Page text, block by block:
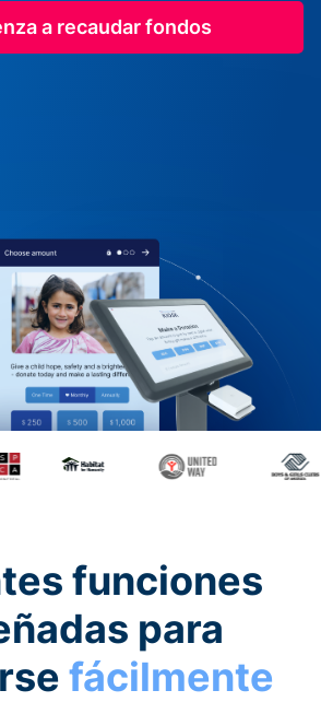
a recaudar fondos
funciones
para
fácilmente